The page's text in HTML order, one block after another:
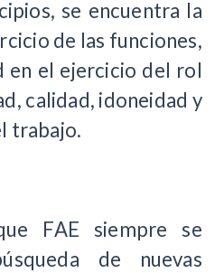
se encuentra la
de las funciones,
en el ejercicio del rol
calidad, idoneidad y
trabajo.
FAE siempre se
de nuevas